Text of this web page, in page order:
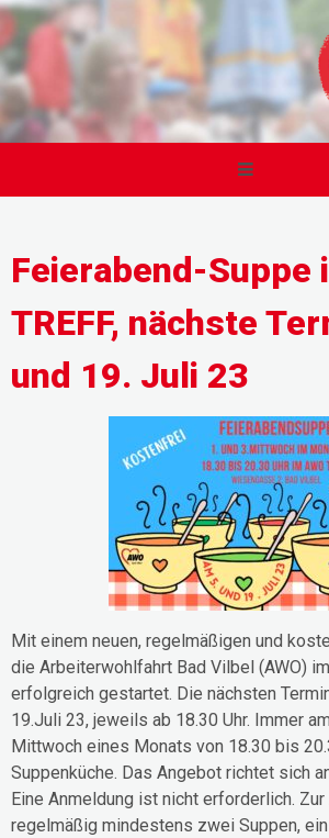
Feierabend-Suppe
TREFF, nächste
und 19. Juli 23
Mit einem neuen, regelmäßigen und
die Arbeiterwohlfahrt Bad Vilbel (AWO)
erfolgreich gestartet. Die nächsten
19.Juli 23, jeweils ab 18.30 Uhr. Immer
Mittwoch eines Monats von 18.30 bis
Suppenküche. Das Angebot richtet sich
Eine Anmeldung ist nicht erforderlich.
regelmäßig mindestens zwei Suppen,